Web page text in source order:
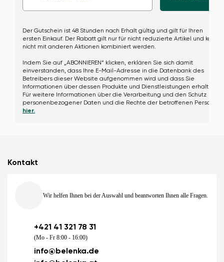
Der Gutschein ist 48 Stunden nach Erhalt gültig und gilt für Ihren
ersten Einkauf. Der Rabatt gilt nur für nicht reduzierte Artikel und kann
nicht mit anderen Aktionen kombiniert werden.
Indem Sie auf „ABONNIEREN“ klicken, erklären Sie sich damit
einverstanden, dass Ihre E-Mail-Adresse in die Datenbank des
Betreibers dieser Website aufgenommen wird und dass Sie
Informationen über dessen Produkte und Dienstleistungen erhalten.
Für weitere Informationen über die Verarbeitung und den Schutz
personenbezogener Daten und die Rechte der betroffenen Person,
hier.
Kontakt
Wir helfen Ihnen bei der Auswahl und beantworten Ihnen alle Fragen.
+421 41 321 78 31
(Mo - Fr 8:00 - 16:00)
info@belenka.de